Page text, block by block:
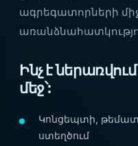
ագրեգատորների
Ինչ է
մեջ՝:
Կոնցեպտի,
ստեղծում